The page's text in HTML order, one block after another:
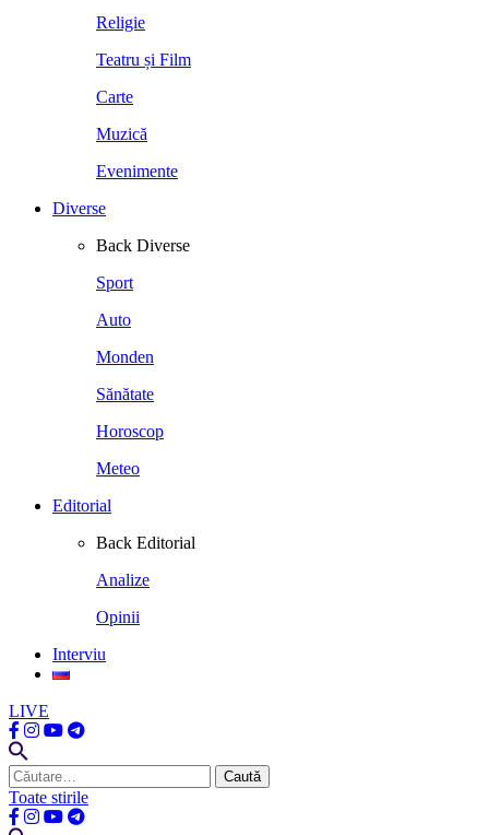
Religie
Teatru și Film
Carte
Muzică
Evenimente
Diverse
Back Diverse
Sport
Auto
Monden
Sănătate
Horoscop
Meteo
Editorial
Back Editorial
Analize
Opinii
Interviu
LIVE
Caută
după:
Toate stirile